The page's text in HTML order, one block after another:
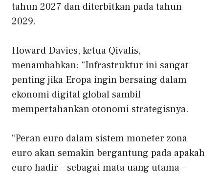
tahun 2027 dan diterbitkan pada tahun
2029.
Howard Davies, ketua Qivalis,
menambahkan: “Infrastruktur ini sangat
penting jika Eropa ingin bersaing dalam
ekonomi digital global sambil
mempertahankan otonomi strategisnya.
“Peran euro dalam sistem moneter zona
euro akan semakin bergantung pada apakah
euro hadir – sebagai mata uang utama –